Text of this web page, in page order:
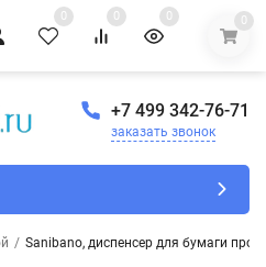
0 0 0 0
+7 499 342-76-71
заказать звонок
/ Sanibano, диспенсер для бумаги